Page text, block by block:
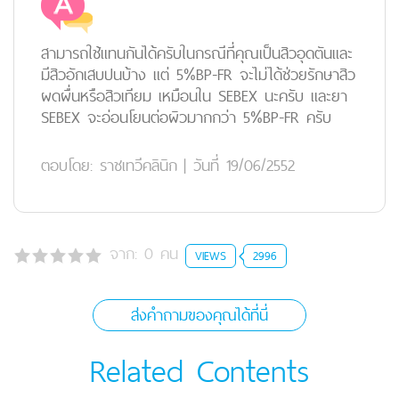
สามารถใช้แทนกันได้ครับในกรณีที่คุณเป็นสิวอุดตันและ
มีสิวอักเสบปนบ้าง แต่ 5%BP-FR จะไม่ได้ช่วยรักษาสิว
ผดผื่นหรือสิวเทียม เหมือนใน SEBEX นะครับ และยา
SEBEX จะอ่อนโยนต่อผิวมากกว่า 5%BP-FR ครับ
ตอบโดย: ราชเทวีคลินิก | วันที่ 19/06/2552
จาก: 0 คน VIEWS 2996
ส่งคำถามของคุณได้ที่นี่
Related Contents